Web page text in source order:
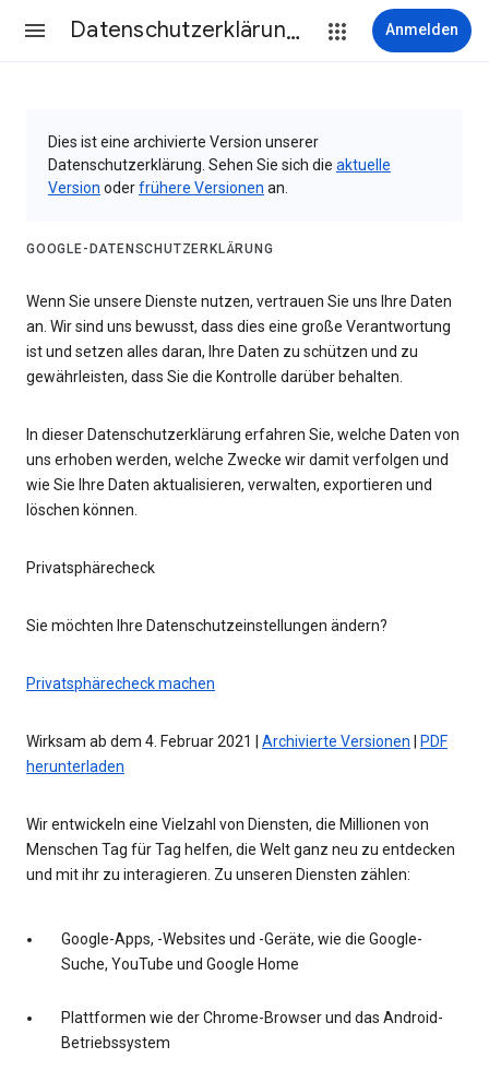
Datenschutzerklärung & Nutzungsbedingungen Anmelden
Dies ist eine archivierte Version unserer
Datenschutzerklärung. Sehen Sie sich die aktuelle
Version oderfrühere Versionen an.
GOOGLE-DATENSCHUTZERKLÄRUNG
Wenn Sie unsere Dienste nutzen, vertrauen Sie uns Ihre Daten
an. Wir sind uns bewusst, dass dies eine große Verantwortung
ist und setzen alles daran, Ihre Daten zu schützen und zu
gewährleisten, dass Sie die Kontrolle darüber behalten.
In dieser Datenschutzerklärung erfahren Sie, welche Daten von
uns erhoben werden, welche Zwecke wir damit verfolgen und
wie Sie Ihre Daten aktualisieren, verwalten, exportieren und
löschen können.
Privatsphärecheck
Sie möchten Ihre Datenschutzeinstellungen ändern?
Privatsphärecheck machen
Wirksam ab dem 4. Februar 2021 | Archivierte Versionen
PDF
herunterladen
Wir entwickeln eine Vielzahl von Diensten, die Millionen von
Menschen Tag für Tag helfen, die Welt ganz neu zu entdecken
und mit ihr zu interagieren. Zu unseren Diensten zählen:
Google-Apps, -Websites und -Geräte, wie die Google-
Suche, YouTube und Google Home
Plattformen wie der Chrome-Browser und das Android-
Betriebssystem